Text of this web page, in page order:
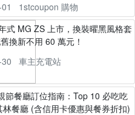
1stcoupon 購物
式 MG ZS 上市，換裝曜黑風格套
換新不用 60 萬元！
車主充電站
節餐廳訂位指南：Top 10 必吃吃
林餐廳 (含信用卡優惠與餐券折扣)